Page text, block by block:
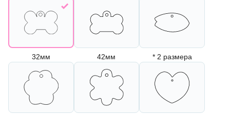
32мм 42мм * 2 размера